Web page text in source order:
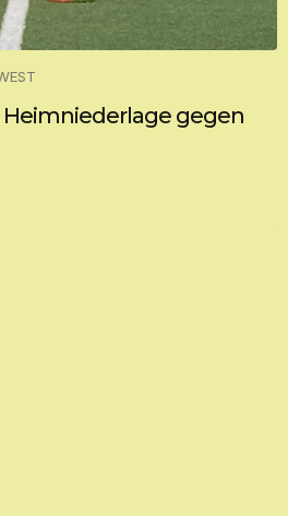
gegen